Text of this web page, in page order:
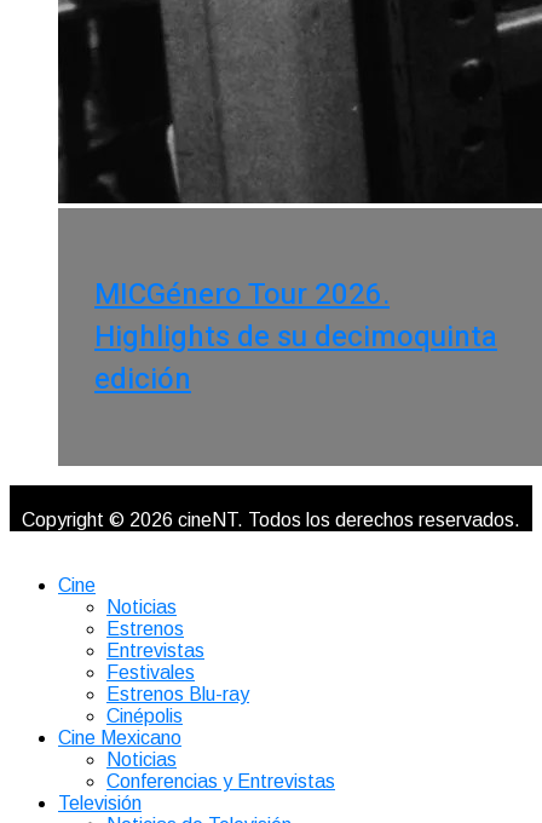
MICGénero Tour 2026.
Highlights de su decimoquinta
edición
Copyright © 2026 cineNT. Todos los derechos reservados.
Cine
Noticias
Estrenos
Entrevistas
Festivales
Estrenos Blu-ray
Cinépolis
Cine Mexicano
Noticias
Conferencias y Entrevistas
Televisión